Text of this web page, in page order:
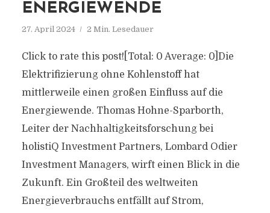
ENERGIEWENDE
27. April 2024 2 Min. Lesedauer
Click to rate this post![Total: 0 Average: 0]Die
Elektrifizierung ohne Kohlenstoff hat
mittlerweile einen großen Einfluss auf die
Energiewende. Thomas Hohne-Sparborth,
Leiter der Nachhaltigkeitsforschung bei
holistiQ Investment Partners, Lombard Odier
Investment Managers, wirft einen Blick in die
Zukunft. Ein Großteil des weltweiten
Energieverbrauchs entfällt auf Strom,